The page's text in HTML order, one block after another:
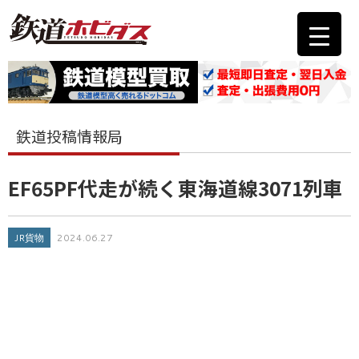
鉄道投稿情報局
EF65PF代走が続く東海道線3071列車
JR貨物 2024.06.27